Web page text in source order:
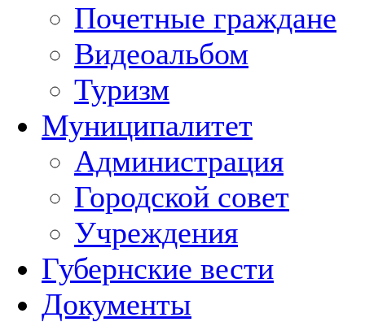
Почетные граждане
Видеоальбом
Туризм
Муниципалитет
Администрация
Городской совет
Учреждения
Губернские вести
Документы